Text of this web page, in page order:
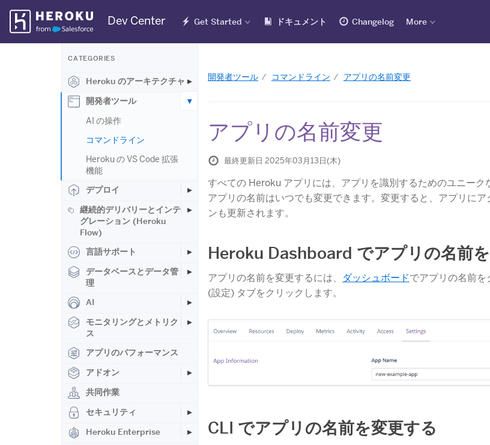
Skip
Navigation
Dev Center Get Started ドキュメント Changelog More
CATEGORIES
Heroku のアーキテクチャ
開発者ツール
AI の操作
コマンドライン
Heroku の VS Code 拡張
機能
デプロイ
継続的デリバリーとインテ
グレーション (Heroku
Flow)
言語サポート
データベースとデータ管
理
AI
モニタリングとメトリク
ス
アプリのパフォーマンス
アドオン
共同作業
セキュリティ
Heroku Enterprise
開発者ツール コマンドライン アプリの名前変更
アプリの名前変更
最終更新日 2025年03月13日(木)
すべての Heroku アプリには、アプリを識別するためのユニーク
アプリの名前はいつでも変更できます。変更すると、アプリにア
ンも更新されます。
Heroku Dashboard でアプリの名前
アプリの名前を変更するには、 ダッシュボードでアプリの名前を
(設定) タブをクリックします。
CLI でアプリの名前を変更する